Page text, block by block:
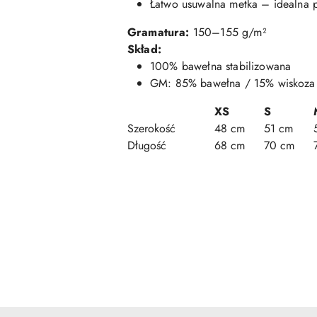
Łatwo usuwalna metka – idealna
Gramatura: 150–155 g/m²
Skład:
100% bawełna stabilizowana
GM: 85% bawełna / 15% wiskoza
XS
S
Szerokość
48 cm 51 cm
Długość
68 cm 70 cm